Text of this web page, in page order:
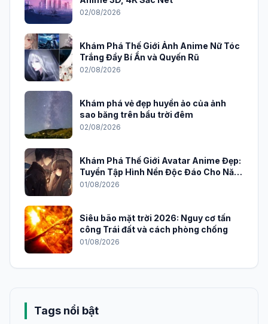
02/08/2026
Khám Phá Thế Giới Ảnh Anime Nữ Tóc
Trắng Đầy Bí Ẩn và Quyến Rũ
02/08/2026
Khám phá vẻ đẹp huyền ảo của ảnh
sao băng trên bầu trời đêm
02/08/2026
Khám Phá Thế Giới Avatar Anime Đẹp:
Tuyển Tập Hình Nền Độc Đáo Cho Năm
2026
01/08/2026
Siêu bão mặt trời 2026: Nguy cơ tấn
công Trái đất và cách phòng chống
01/08/2026
Tags nổi bật